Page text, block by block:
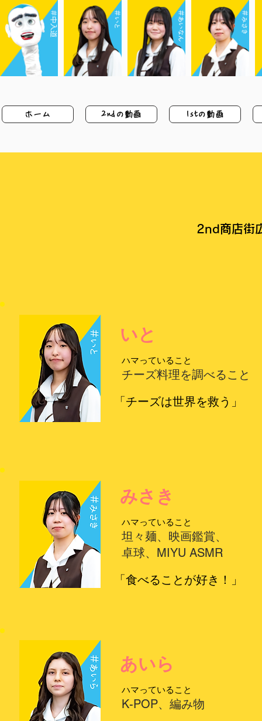
ホーム 2ndの動画 1stの動画
2nd商店街
いと
ハマっていること
チーズ料理を調べること
「チーズは世界を救う」
みさき
ハマっていること
坦々麺、映画鑑賞、
卓球、MIYU ASMR
「食べることが好き！」
あいら
ハマっていること
K-POP、編み物